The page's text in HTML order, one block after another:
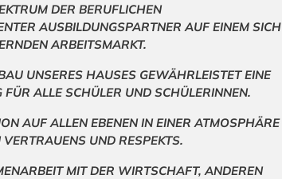
DER BERUFLICHEN
AUSBILDUNGSPARTNER AUF EINEM SICH
ARBEITSMARKT.
UNSERES HAUSES GEWÄHRLEISTET EINE
ALLE SCHÜLER UND SCHÜLERINNEN.
AUF ALLEN EBENEN IN EINER ATMOSPHÄRE
VERTRAUENS UND RESPEKTS.
MIT DER WIRTSCHAFT, ANDEREN